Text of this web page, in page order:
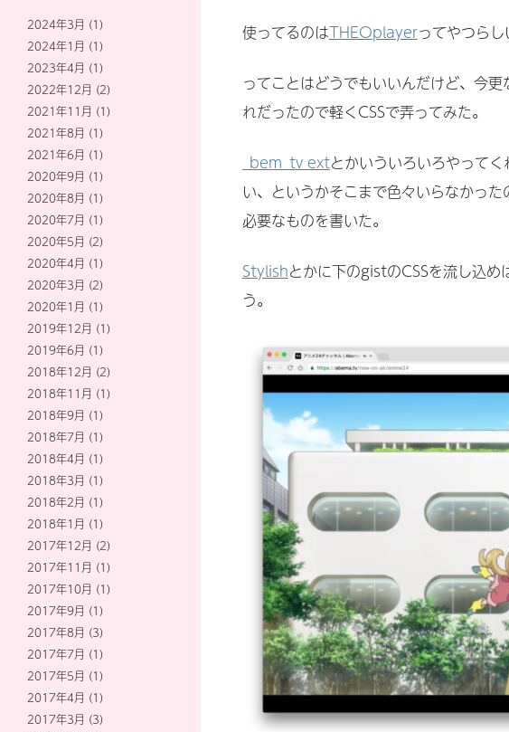
使ってるのはTHEOplayerってやつらし
ってことはどうでもいいんだけど、今
れだったので軽くCSSで弄ってみた。
_bem_tv extとかいういろいろやって
い、というかそこまで色々いらなかっ
必要なものを書いた。
Stylishとかに下のgistのCSSを流し込
う。
2024年3月 (1)
2024年1月 (1)
2023年4月 (1)
2022年12月 (2)
2021年11月 (1)
2021年8月 (1)
2021年6月 (1)
2020年9月 (1)
2020年8月 (1)
2020年7月 (1)
2020年5月 (2)
2020年4月 (1)
2020年3月 (2)
2020年1月 (1)
2019年12月 (1)
2019年6月 (1)
2018年12月 (2)
2018年11月 (1)
2018年9月 (1)
2018年7月 (1)
2018年4月 (1)
2018年3月 (1)
2018年2月 (1)
2018年1月 (1)
2017年12月 (2)
2017年11月 (1)
2017年10月 (1)
2017年9月 (1)
2017年8月 (3)
2017年7月 (1)
2017年5月 (1)
2017年4月 (1)
2017年3月 (3)